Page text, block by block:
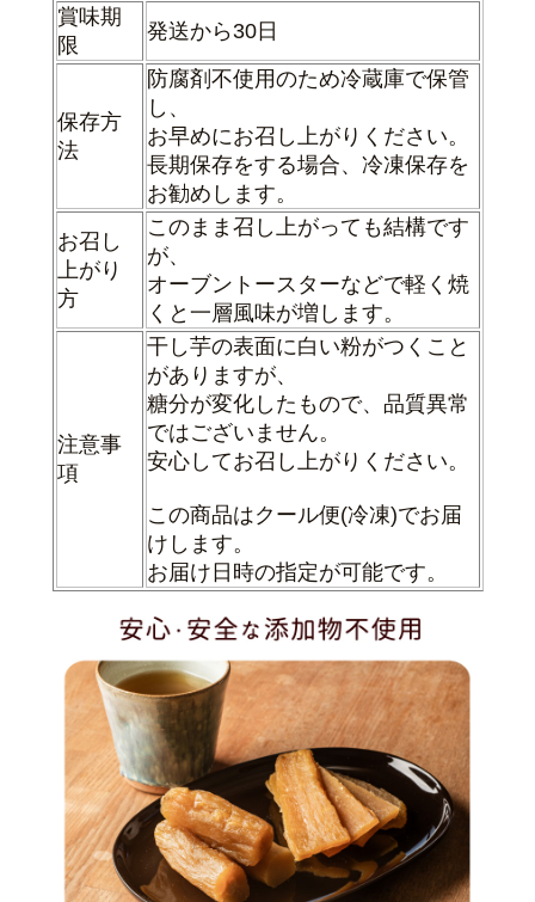
賞味期
限
発送から30日
保存方
法
防腐剤不使用のため冷蔵庫で保管
し、
お早めにお召し上がりください。
長期保存をする場合、冷凍保存を
お勧めします。
お召し
上がり
方
このまま召し上がっても結構です
が、
オーブントースターなどで軽く焼
くと一層風味が増します。
注意事
項
干し芋の表面に白い粉がつくこと
がありますが、
糖分が変化したもので、 品質異常
ではございません。
安心してお召し上がりください。
この商品はクール便(冷凍)でお届
けします。
お届け日時の指定が可能です。